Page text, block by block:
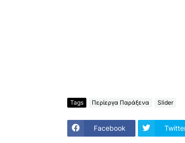
Tags Περίεργα Παράξενα Slider
Facebook